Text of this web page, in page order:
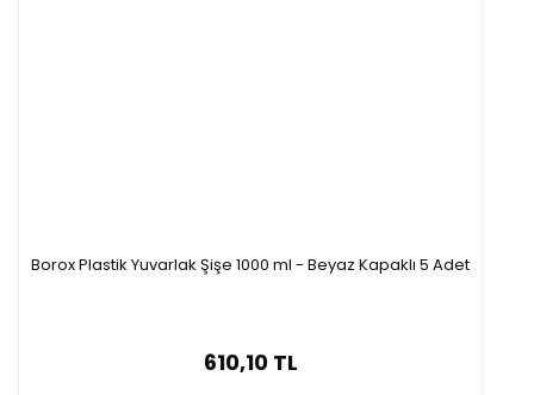
Borox Plastik Yuvarlak Şişe 1000 ml - Beyaz Kapaklı 5 Adet
610,10 TL